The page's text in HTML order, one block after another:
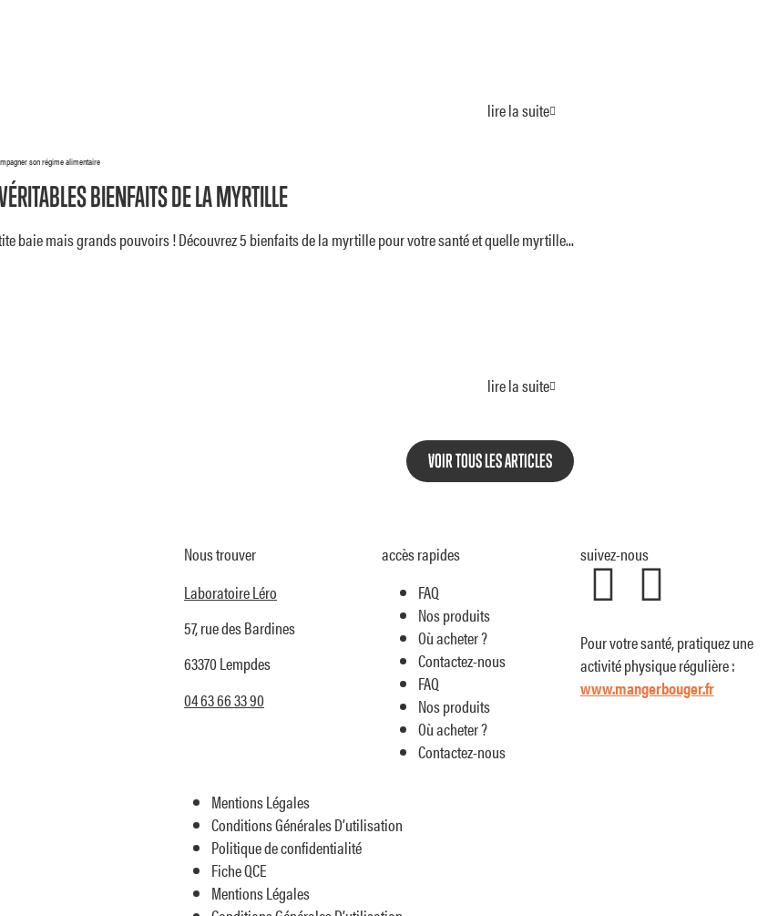
lire la suite
son régime alimentaire
BIENFAITS DE LA MYRTILLE
baie mais grands pouvoirs ! Découvrez 5 bienfaits de la myrtille pour votre santé et quelle myrtille...
lire la suite
VOIR TOUS LES ARTICLES
Nous trouver
Laboratoire Léro
57, rue des Bardines
63370 Lempdes
04 63 66 33 90
accès rapides
FAQ
Nos produits
Où acheter ?
Contactez-nous
FAQ
Nos produits
Où acheter ?
Contactez-nous
suivez-nous
Pour votre santé, pratiquez une
activité physique régulière :
www.mangerbouger.fr
Mentions Légales
Conditions Générales D’utilisation
Politique de confidentialité
Fiche QCE
Mentions Légales